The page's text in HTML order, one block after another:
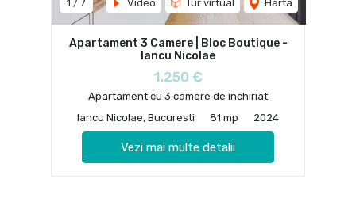
1 / 7 Video Tur virtual Harta
Apartament 3 Camere | Bloc Boutique -
Iancu Nicolae
1,250 €
Apartament cu 3 camere de închiriat
Iancu Nicolae, Bucuresti
81 mp 2024
Vezi mai multe detalii